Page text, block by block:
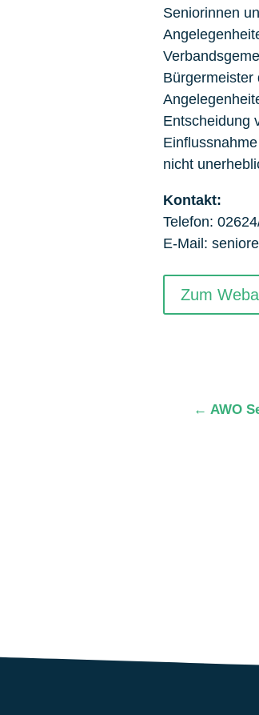
Seniorinnen
Bürgermeister
Entscheidung
nicht
Kontakt:
Telefon:
E-Mail:
Zum
← AWO